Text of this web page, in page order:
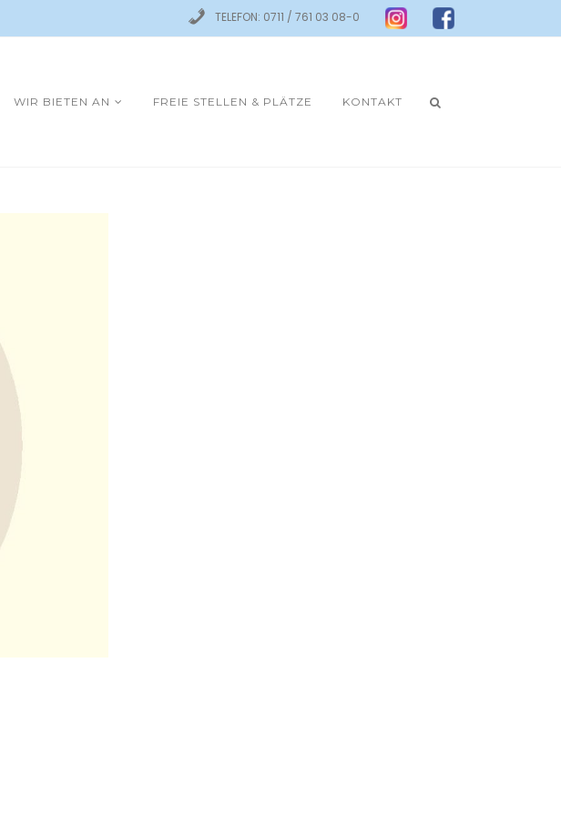
TELEFON: 0711 / 761 03 08-0
WIR BIETEN AN FREIE STELLEN & PLÄTZE KONTAKT